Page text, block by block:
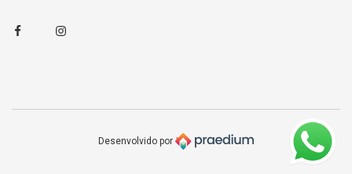
FacebookInstagram
Desenvolvido por